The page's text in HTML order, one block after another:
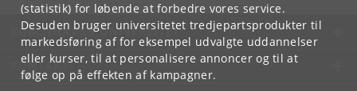
(statistik) for løbende at forbedre vores service.
Desuden bruger universitetet tredjepartsprodukter til
markedsføring af for eksempel udvalgte uddannelser
eller kurser, til at personalisere annoncer og til at
følge op på effekten af kampagner.
KØBENHAVNS UNIVERSITET
KONTAKT